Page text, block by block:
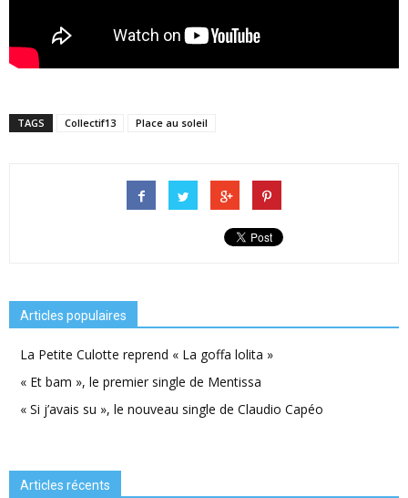
TAGS Collectif13 Place au soleil
Articles populaires
La Petite Culotte reprend « La goffa lolita »
« Et bam », le premier single de Mentissa
« Si j’avais su », le nouveau single de Claudio Capéo
Articles récents